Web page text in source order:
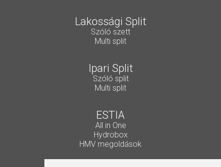
Lakossági Split
Szóló szett
Multi split
Ipari Split
Szóló split
Multi split
ESTIA
All in One
Hydrobox
HMV megoldások